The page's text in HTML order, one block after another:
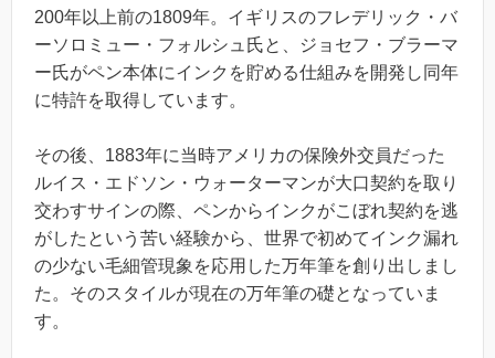
200年以上前の1809年。イギリスのフレデリック・バ
ーソロミュー・フォルシュ氏と、ジョセフ・ブラーマ
ー氏がペン本体にインクを貯める仕組みを開発し同年
に特許を取得しています。
その後、1883年に当時アメリカの保険外交員だった
ルイス・エドソン・ウォーターマンが大口契約を取り
交わすサインの際、ペンからインクがこぼれ契約を逃
がしたという苦い経験から、世界で初めてインク漏れ
の少ない毛細管現象を応用した万年筆を創り出しまし
た。そのスタイルが現在の万年筆の礎となっていま
す。